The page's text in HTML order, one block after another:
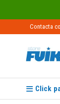
Contacta
Click